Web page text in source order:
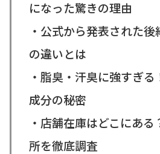
になった驚きの理由
・公式から発表された
の違いとは
・脂臭・汗臭に強すぎ
成分の秘密
・店舗在庫はどこにあ
所を徹底調査